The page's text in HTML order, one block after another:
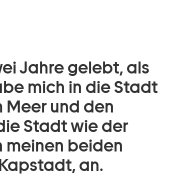
Jahre gelebt, als
mich in die Stadt
Meer und den
Stadt wie der
meinen beiden
an.